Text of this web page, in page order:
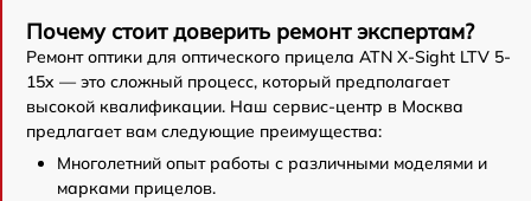
Почему стоит доверить ремонт экспертам?
Ремонт оптики для оптического прицела ATN X-Sight LTV 5-
15x — это сложный процесс, который предполагает
высокой квалификации. Наш сервис-центр в Москва
предлагает вам следующие преимущества:
Многолетний опыт работы с различными моделями и
марками прицелов.